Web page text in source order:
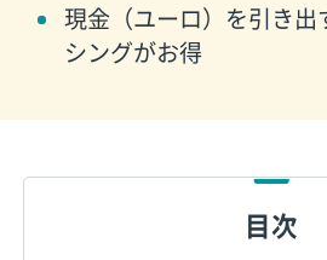
現金（ユーロ）を引き出
シングがお得
目次